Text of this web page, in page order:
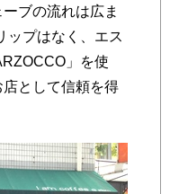
ブの流れは広ま
ップはなく、エス
」を使
として信頼を得